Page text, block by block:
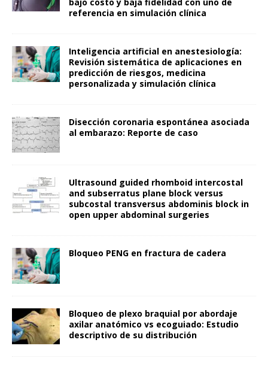
referencia en simulación clínica
Inteligencia artificial en anestesiología:
Revisión sistemática de aplicaciones en
predicción de riesgos, medicina
personalizada y simulación clínica
Disección coronaria espontánea asociada
al embarazo: Reporte de caso
Ultrasound guided rhomboid intercostal
and subserratus plane block versus
subcostal transversus abdominis block in
open upper abdominal surgeries
Bloqueo PENG en fractura de cadera
Bloqueo de plexo braquial por abordaje
axilar anatómico vs ecoguiado: Estudio
descriptivo de su distribución